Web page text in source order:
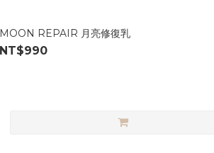
MOON REPAIR 月亮修復乳
NT$990